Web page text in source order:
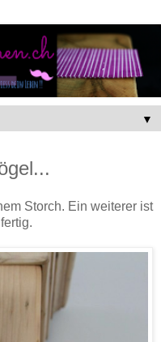
▼
Storch. Ein weiterer ist